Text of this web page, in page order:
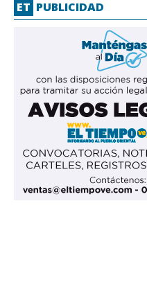
ET PUBLICIDAD